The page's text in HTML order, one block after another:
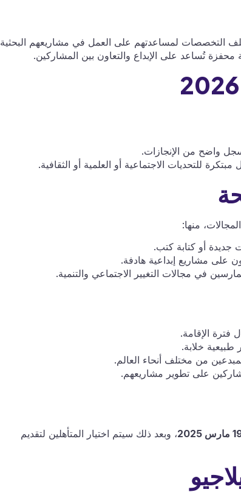
التخصصات لمساعدتهم على العمل في مشاريعهم البحثية
محفزة تُساعد على الإبداع والتعاون بين المشاركين.
واضح من الإنجازات.
للتحديات الاجتماعية أو العلمية أو الثقافية.
منها:
جديدة أو كتابة كتب.
على مشاريع إبداعية هادفة.
في مجالات التغيير الاجتماعي والتنمية.
فترة الإقامة.
خلابة.
من مختلف أنحاء العالم.
على تطوير مشاريعهم.
2025
، وبعد ذلك سيتم اختيار المتأهلين لتقديم